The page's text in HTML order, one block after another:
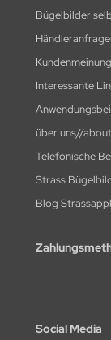
Bügelbilder
Interessante
über uns//
Telefonische
Strass
Blog
Social Media